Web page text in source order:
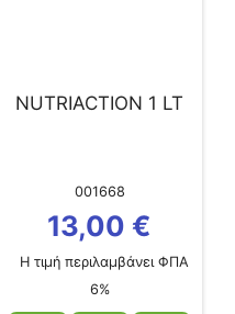
NUTRIACTION 1 LT
001668
13,00 €
Η τιμή περιλαμβάνει ΦΠΑ
6%